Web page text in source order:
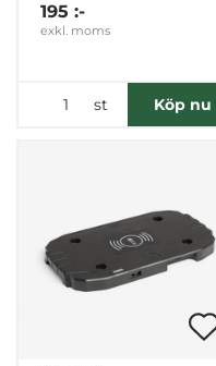
195 :-
exkl. moms
st Köp nu